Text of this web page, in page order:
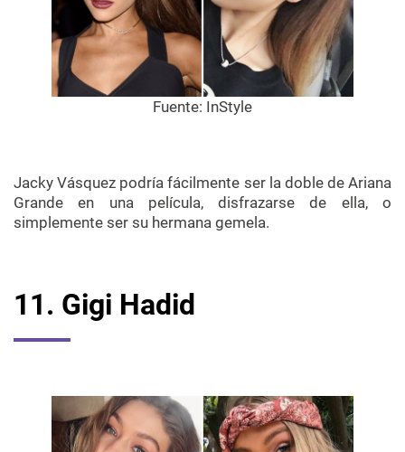
Fuente: InStyle
Jacky Vásquez podría fácilmente ser la doble de Ariana
Grande en una película, disfrazarse de ella, o
simplemente ser su hermana gemela.
11. Gigi Hadid